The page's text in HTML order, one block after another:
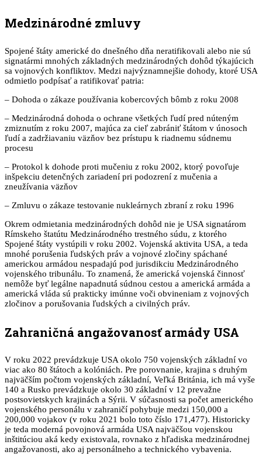
Medzinárodné zmluvy
Spojené štáty americké do dnešného dňa neratifikovali alebo nie sú
signatármi mnohých základných medzinárodných dohôd týkajúcich
sa vojnových konfliktov. Medzi najvýznamnejšie dohody, ktoré USA
odmietlo podpísať a ratifikovať patria:
– Dohoda o zákaze používania kobercových bômb z roku 2008
– Medzinárodná dohoda o ochrane všetkých ľudí pred núteným
zmiznutím z roku 2007, majúca za cieľ zabrániť štátom v únosoch
ľudí a zadržiavaniu väzňov bez prístupu k riadnemu súdnemu
procesu
– Protokol k dohode proti mučeniu z roku 2002, ktorý povoľuje
inšpekciu detenčných zariadení pri podozrení z mučenia a
zneužívania väzňov
– Zmluvu o zákaze testovanie nukleárnych zbraní z roku 1996
Okrem odmietania medzinárodných dohôd nie je USA signatárom
Rímskeho štatútu Medzinárodného trestného súdu, z ktorého
Spojené štáty vystúpili v roku 2002. Vojenská aktivita USA, a teda
mnohé porušenia ľudských práv a vojnové zločiny spáchané
americkou armádou nespadajú pod jurisdikciu Medzinárodného
vojenského tribunálu. To znamená, že americká vojenská činnosť
nemôže byť legálne napadnutá súdnou cestou a americká armáda a
americká vláda sú prakticky imúnne voči obvineniam z vojnových
zločinov a porušovania ľudských a civilných práv.
Zahraničná angažovanosť armády USA
V roku 2022 prevádzkuje USA okolo 750 vojenských základní vo
viac ako 80 štátoch a kolóniách. Pre porovnanie, krajina s druhým
najväčším počtom vojenských základní, Veľká Británia, ich má vyše
140 a Rusko prevádzkuje okolo 30 základní v 12 prevažne
postsovietskych krajinách a Sýrii. V súčasnosti sa počet amerického
vojenského personálu v zahraničí pohybuje medzi 150,000 a
200,000 vojakov (v roku 2021 bolo toto číslo 171,477). Historicky
je teda moderná povojnová armáda USA najväčšou vojenskou
inštitúciou aká kedy existovala, rovnako z hľadiska medzinárodnej
angažovanosti, ako aj personálneho a technického vybavenia.